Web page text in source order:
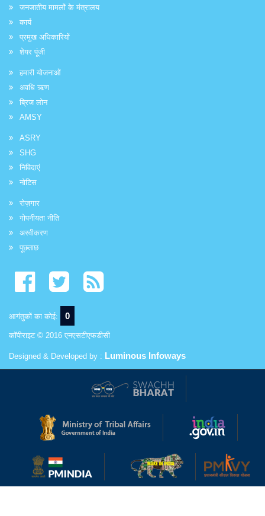
जनजातीय मामलों के मंत्रालय
कार्य
प्रमुख अधिकारियों
शेयर पूंजी
हमारी योजनाओं
अवधि ऋण
ब्रिज लोन
AMSY
ASRY
SHG
निविदाएं
नोटिस
रोज़गार
गोपनीयता नीति
अस्वीकरण
पूछताछ
आगंतुकों का कोई: 0
कॉपीराइट © 2016 एनएसटीएफडीसी
Designed & Developed by : Luminous Infoways